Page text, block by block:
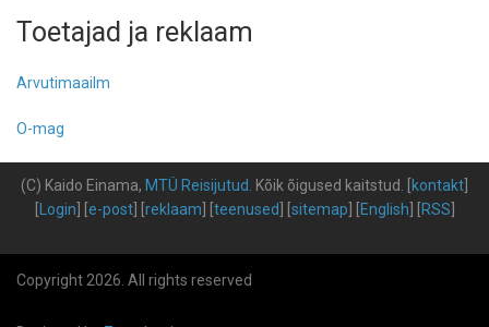
Toetajad ja reklaam
Arvutimaailm
O-mag
(C) Kaido Einama, MTÜ Reisijutud Kõik õigused kaitstud kontakt
Login e-post] [ reklaam teenused sitemap English RSS
Copyright 2026. All rights reserved